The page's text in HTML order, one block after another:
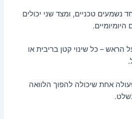
טכניים, ומצד שני יכולים
– כל שינוי קטן בריבית או
אחת שיכולה להפוך הלוואה